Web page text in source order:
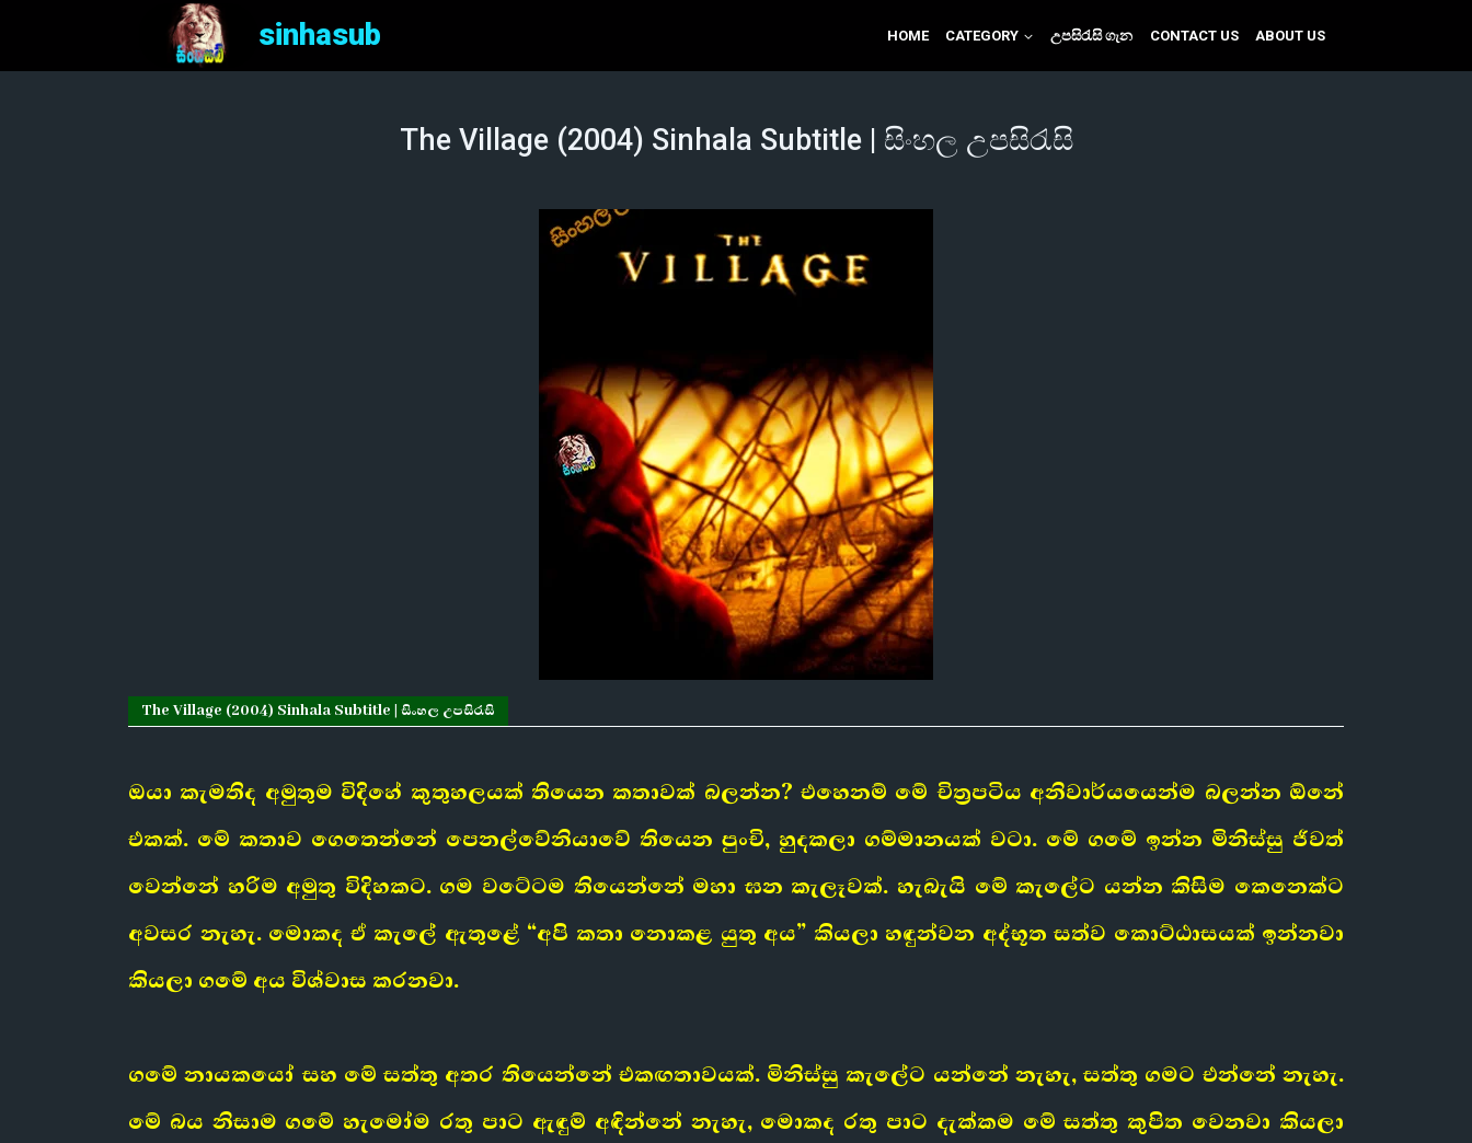
sinhasub HOME CATEGORY උපසිරැසි ගැන CONTACT US ABOUT US
The Village (2004) Sinhala Subtitle | සිංහල උපසිරැසි
The Village (2004) Sinhala Subtitle | සිංහල උපසිරැසි
ඔයා කැමතිද අමුතුම විදිහේ කුතුහලයක් තියෙන කතාවක් බලන්න? එහෙනම් මේ චිත්‍රපටිය අනිවාර්යයෙන්ම බලන්න ඕනේ
එකක්. මේ කතාව ගෙතෙන්නේ පෙනල්වේනියාවේ තියෙන පුංචි, හුදකලා ගම්මානයක් වටා. මේ ගමේ ඉන්න මිනිස්සු ජීවත්
වෙන්නේ හරිම අමුතු විදිහකට. ගම වටේටම තියෙන්නේ මහා ඝන කැලෑවක්. හැබැයි මේ කැලේට යන්න කිසිම කෙනෙක්ට
අවසර නැහැ. මොකද ඒ කැලේ ඇතුළේ “අපි කතා නොකළ යුතු අය” කියලා හඳුන්වන අද්භූත සත්ව කොට්ඨාසයක් ඉන්නවා
කියලා ගමේ අය විශ්වාස කරනවා.
ගමේ නායකයෝ සහ මේ සත්තු අතර තියෙන්නේ එකඟතාවයක්. මිනිස්සු කැලේට යන්නේ නැහැ, සත්තු ගමට එන්නේ නැහැ.
මේ බය නිසාම ගමේ හැමෝම රතු පාට ඇඳුම් අඳින්නේ නැහැ, මොකද රතු පාට දැක්කම මේ සත්තු කුපිත වෙනවා කියලා